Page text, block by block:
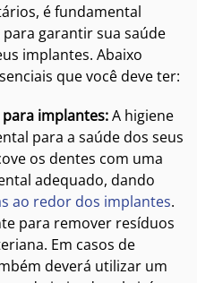
é fundamental
garantir sua saúde
implantes. Abaixo
que você deve ter:
implantes:A higiene
para a saúde dos seus
os dentes com uma
adequado, dando
ao redor dos implantes.
para remover resíduos
Em casos de
deverá utilizar um